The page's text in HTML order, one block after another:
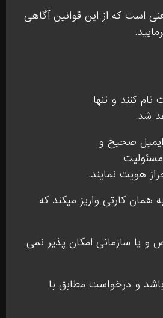
است که از این قوانین آگاهی
کنند و تنها
شد.
ایمیل صحیح و
هویت نمایند.
کارتی واریز میکند که
یا سازمانی امکان پذیر نمی
و درخواست مطابق با